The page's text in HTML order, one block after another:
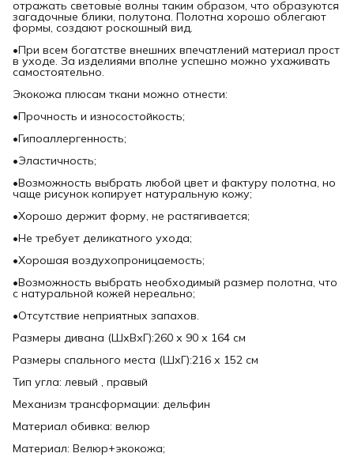
отражать световые волны таким образом, что образуются
загадочные блики, полутона. Полотна хорошо облегают
формы, создают роскошный вид.
•При всем богатстве внешних впечатлений материал прост
в уходе. За изделиями вполне успешно можно ухаживать
самостоятельно.
Экокожа плюсам ткани можно отнести:
•Прочность и износостойкость;
•Гипоаллергенность;
•Эластичность;
•Возможность выбрать любой цвет и фактуру полотна, но
чаще рисунок копирует натуральную кожу;
•Хорошо держит форму, не растягивается;
•Не требует деликатного ухода;
•Хорошая воздухопроницаемость;
•Возможность выбрать необходимый размер полотна, что
с натуральной кожей нереально;
•Отсутствие неприятных запахов.
Размеры дивана (ШхВхГ):260 х 90 х 164 см
Размеры спального места (ШхГ):216 х 152 см
Тип угла: левый , правый
Механизм трансформации: дельфин
Материал обивка: велюр
Материал: Велюр+экокожа;